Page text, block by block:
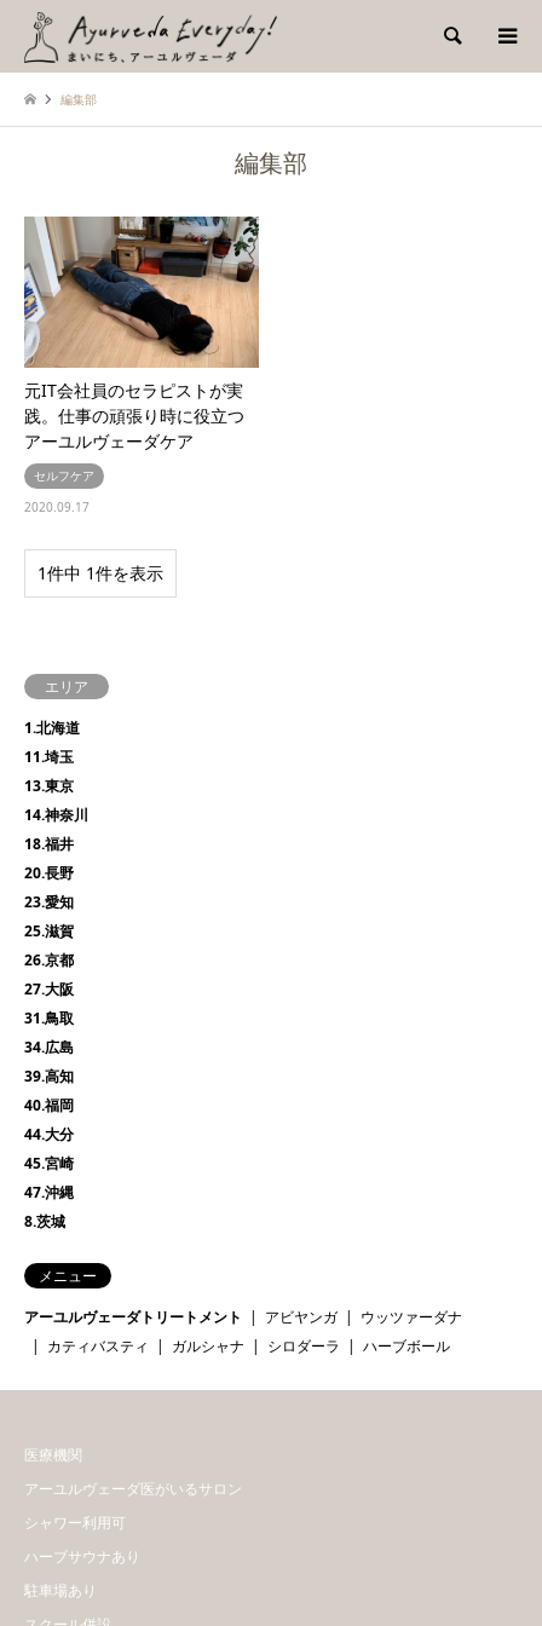
検索
編集部
編集部
元IT会社員のセラピストが実
践。仕事の頑張り時に役立つ
アーユルヴェーダケア
セルフケア
2020.09.17
1件中 1件を表示
エリア
1.北海道
11.埼玉
13.東京
14.神奈川
18.福井
20.長野
23.愛知
25.滋賀
26.京都
27.大阪
31.鳥取
34.広島
39.高知
40.福岡
44.大分
45.宮崎
47.沖縄
8.茨城
メニュー
アーユルヴェーダトリートメント
アビヤンガ
ウッツァーダナ
カティバスティ
ガルシャナ シロダーラ ハーブボール
医療機関
アーユルヴェーダ医がいるサロン
シャワー利用可
ハーブサウナあり
駐車場あり